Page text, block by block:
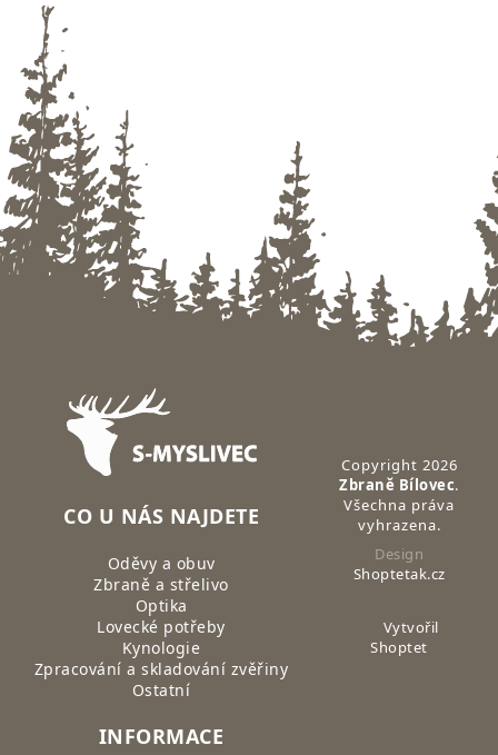
Zápatí
CO U NÁS NAJDETE
Oděvy a obuv
Zbraně a střelivo
Optika
Lovecké potřeby
Kynologie
Zpracování a skladování zvěřiny
Ostatní
INFORMACE
Copyright 2026
Zbraně Bílovec.
Všechna práva
vyhrazena.
Design
Shoptetak.cz
Vytvořil
Shoptet